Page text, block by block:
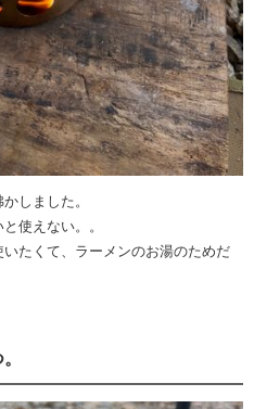
しました。
使えない。。
たくて、ラーメンのお湯のためだ